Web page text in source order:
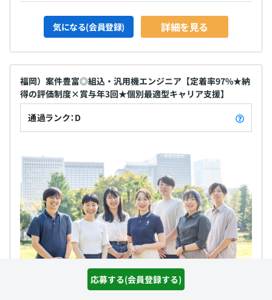
応募する(会員登録する)
気になる(会員登録) 詳細を見る
福岡）案件豊富◎組込・汎用機エンジニア【定着率97%★納
得の評価制度×賞与年3回★個別最適型キャリア支援】
通過ランク：D